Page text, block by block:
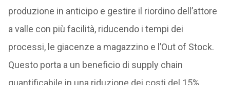
produzione in anticipo e gestire il riordino dell’attore
a valle con più facilità, riducendo i tempi dei
processi, le giacenze a magazzino e l’Out of Stock.
Questo porta a un beneficio di supply chain
quantificabile in una riduzione dei costi del 15%.